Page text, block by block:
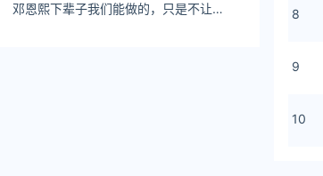
邓恩熙下辈子我们能做的，只是不让我们擦肩而过 8
9
10